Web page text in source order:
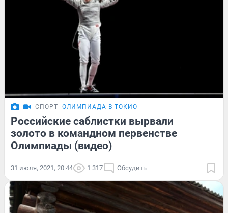
СПОРТ ОЛИМПИАДА В ТОКИО
Российские саблистки вырвали
золото в командном первенстве
Олимпиады (видео)
31 июля, 2021, 20:44 1 317 Обсудить